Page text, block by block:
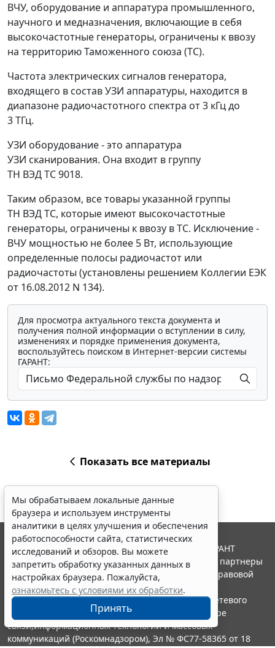
ВЧУ, оборудование и аппаратура промышленного,
научного и медназначения, включающие в себя
высокочастотные генераторы, ограничены к ввозу
на территорию Таможенного союза (ТС).
Частота электрических сигналов генератора,
входящего в состав УЗИ аппаратуры, находится в
диапазоне радиочастотного спектра от 3 кГц до
3 ТГц.
УЗИ оборудование - это аппаратура
УЗИ сканирования. Она входит в группу
ТН ВЭД ТС 9018.
Таким образом, все товары указанной группы
ТН ВЭД ТС, которые имеют высокочастотные
генераторы, ограничены к ввозу в ТС. Исключение -
ВЧУ мощностью не более 5 Вт, использующие
определенные полосы радиочастот или
радиочастоты (установлены решением Коллегии ЕЭК
от 16.08.2012 N 134).
Для просмотра актуального текста документа и
получения полной информации о вступлении в силу,
изменениях и порядке применения документа,
воспользуйтесь поиском в Интернет-версии системы
ГАРАНТ:
Показать все материалы
Мы обрабатываем локальные данные
браузера и используем инструменты
аналитики в целях улучшения и обеспечения
работоспособности сайта, статистических
исследований и обзоров. Вы можете
запретить обработку указанных данных в
настройках браузера. Пожалуйста,
ознакомьтесь с условиями их обработки.
Принять
© ООО "НПП "ГАРАНТ-СЕРВИС", 2026. Система ГАРАНТ
выпускается с 1990 года. Компания "Гарант" и ее партнеры
являются участниками Российской ассоциации правовой
информации ГАРАНТ.
Портал ГАРАНТ.РУ зарегистрирован в качестве сетевого
издания Федеральной службой по надзору в сфере
связи,информационных технологий и массовых
коммуникаций (Роскомнадзором), Эл № ФС77-58365 от 18